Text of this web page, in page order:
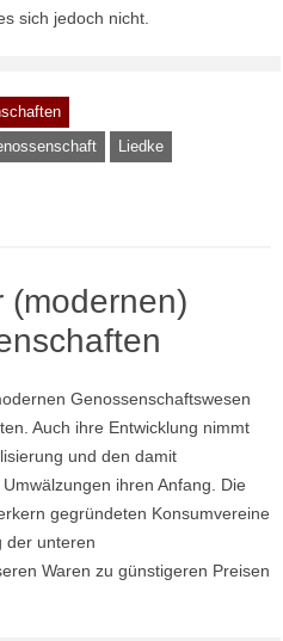
sich jedoch nicht.
Liedke
(modernen)
Genossenschaftswesen
Auch ihre Entwicklung nimmt
und den damit
ihren Anfang. Die
gegründeten Konsumvereine
der unteren
Waren zu günstigeren Preisen